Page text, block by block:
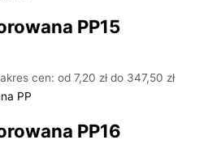
PP15
cen: od 7,20 zł do 347,50 zł
PP16